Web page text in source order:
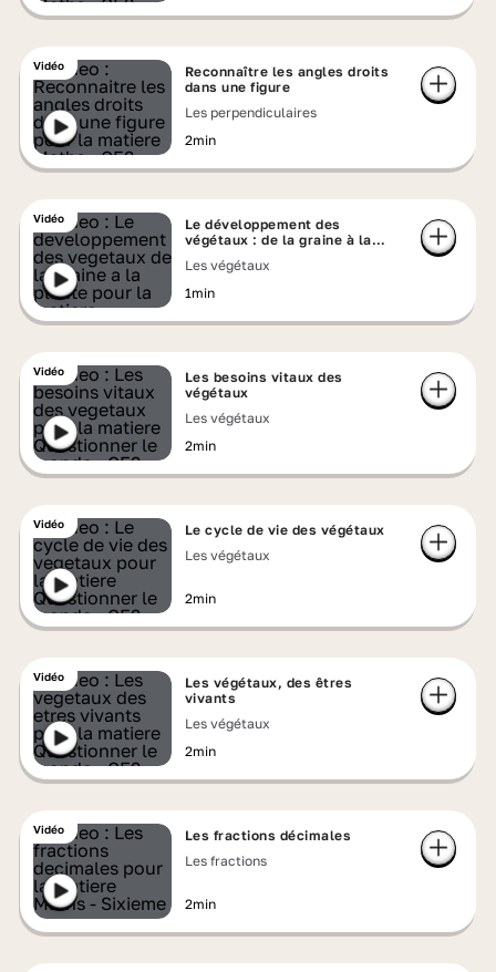
Vidéo
Reconnaître les angles droits
dans une figure
Les perpendiculaires
2min
Vidéo
Le développement des
végétaux : de la graine à la
Les végétaux
1min
Vidéo
Les besoins vitaux des
végétaux
Les végétaux
2min
Vidéo
Le cycle de vie des végétaux
Les végétaux
2min
Vidéo
Les végétaux, des êtres
vivants
Les végétaux
2min
Vidéo
Les fractions décimales
Les fractions
2min